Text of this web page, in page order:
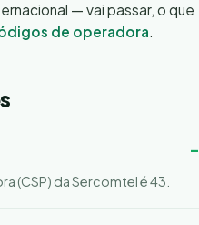
— vai passar, o que
de operadora.
(CSP) da Sercomtel é 43.